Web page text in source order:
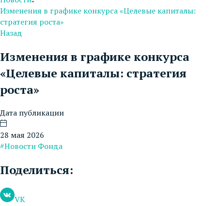
Изменения в графике конкурса «Целевые капиталы:
стратегия роста»
Назад
Изменения в графике конкурса
«Целевые капиталы: стратегия
роста»
Дата публикации
28 мая 2026
#Новости Фонда
Поделиться:
VK